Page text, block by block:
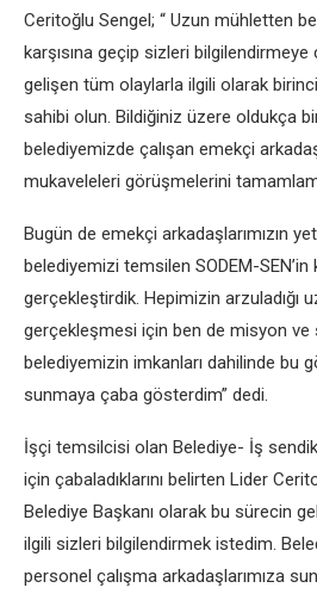
Ceritoğlu Sengel; “ Uzun mühletten
karşısına geçip sizleri bilgilendirmeye
gelişen tüm olaylarla ilgili olarak
sahibi olun. Bildiğiniz üzere oldukça
belediyemizde çalışan emekçi
mukaveleleri görüşmelerini
Bugün de emekçi arkadaşlarımızın
belediyemizi temsilen SODEM-SEN’in
gerçekleştirdik. Hepimizin arzuladığı
gerçekleşmesi için ben de misyon ve
belediyemizin imkanları dahilinde bu
sunmaya çaba gösterdim” dedi.
İşçi temsilcisi olan Belediye- İş
için çabaladıklarını belirten Lider
Belediye Başkanı olarak bu sürecin
ilgili sizleri bilgilendirmek istedim.
personel çalışma arkadaşlarımıza